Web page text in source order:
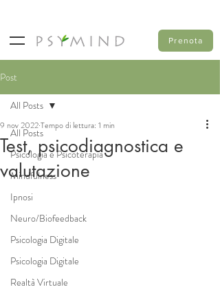
Prenota
Post
All Posts
Psicologia e Psicoterapia
Mindfulness
Ipnosi
Neuro/Biofeedback
Psicologia Digitale
Psicologia Digitale
Realtà Virtuale
All Posts
Test, psicodiagnostica e
valutazione
9 nov 2022Tempo di lettura: 1 min